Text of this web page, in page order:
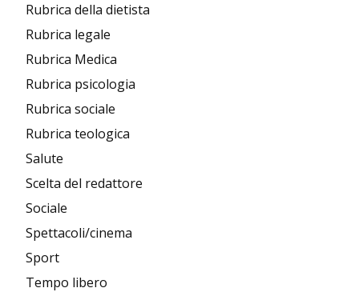
Rubrica della dietista
Rubrica legale
Rubrica Medica
Rubrica psicologia
Rubrica sociale
Rubrica teologica
Salute
Scelta del redattore
Sociale
Spettacoli/cinema
Sport
Tempo libero